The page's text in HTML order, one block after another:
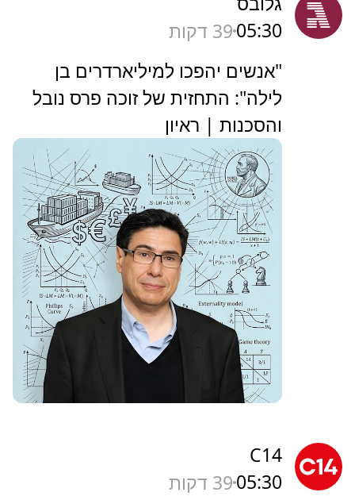
05:3039 דקות
"אנשים יהפכו למיליארדרים בן
לילה": התחזית של זוכה פרס נובל
והסכנות | ראיון
C14
05:3039 דקות